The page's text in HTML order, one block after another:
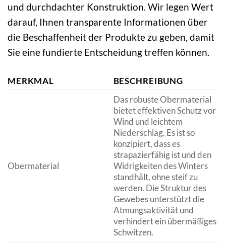
und durchdachter Konstruktion. Wir legen Wert
darauf, Ihnen transparente Informationen über
die Beschaffenheit der Produkte zu geben, damit
Sie eine fundierte Entscheidung treffen können.
MERKMAL BESCHREIBUNG
Obermaterial
Das robuste Obermaterial
bietet effektiven Schutz vor
Wind und leichtem
Niederschlag. Es ist so
konzipiert, dass es
strapazierfähig ist und den
Widrigkeiten des Winters
standhält, ohne steif zu
werden. Die Struktur des
Gewebes unterstützt die
Atmungsaktivität und
verhindert ein übermäßiges
Schwitzen.